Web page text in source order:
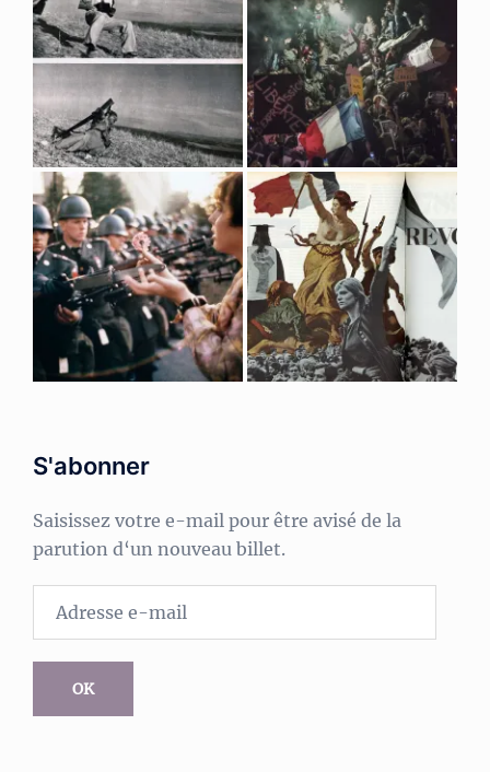
S'abonner
Saisissez votre e-mail pour être avisé de la
parution d‘un nouveau billet.
OK